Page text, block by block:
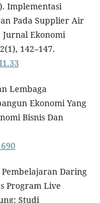
Implementasi
Pada Supplier Air
Ekonomi
142–147.
Lembaga
Ekonomi Yang
Bisnis Dan
Daring
Program Live
Studi